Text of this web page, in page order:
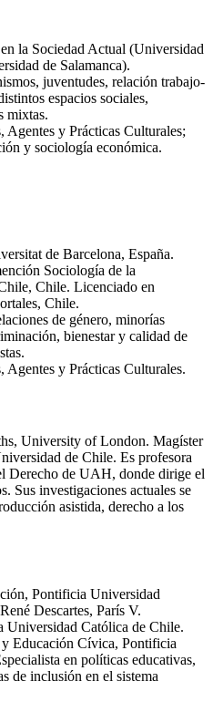
la Sociedad Actual (Universidad
de Salamanca).
juventudes, relación trabajo-
espacios sociales,
mixtas.
Agentes y Prácticas Culturales;
y sociología económica.
de Barcelona, España.
Sociología de la
Chile. Licenciado en
Chile.
de género, minorías
bienestar y calidad de
Agentes y Prácticas Culturales.
University of London. Magíster
de Chile. Es profesora
Derecho de UAH, donde dirige el
Sus investigaciones actuales se
asistida, derecho a los
Pontificia Universidad
Descartes, París V.
Católica de Chile.
Educación Cívica, Pontificia
en políticas educativas,
de inclusión en el sistema